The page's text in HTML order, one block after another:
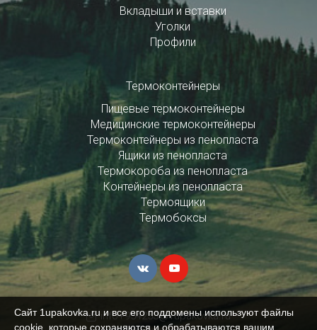
Вкладыши и вставки
Уголки
Профили
Термоконтейнеры
Пищевые термоконтейнеры
Медицинские термоконтейнеры
Термоконтейнеры из пенопласта
Ящики из пенопласта
Термокороба из пенопласта
Контейнеры из пенопласта
Термоящики
Термобоксы
info+954253@1upakovka.ru
Сайт 1upakovka.ru и все его поддомены используют файлы
cookie, которые сохраняются и обрабатываются вашим